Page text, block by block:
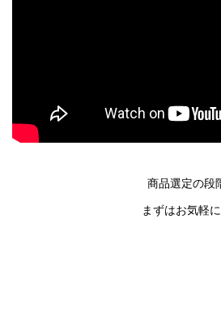
商品選定の段
まずはお気軽